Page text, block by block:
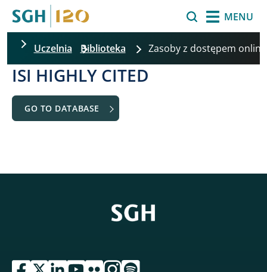
MENU
Uczelnia Biblioteka Zasoby z dostępem
ISI HIGHLY CITED
GO TO DATABASE
przejdź do serwisu facebook sgh
przejdź do serwisu twitter sgh
przejdź do serwisu linkedin sgh
przejdź do serwisu youtube sgh
przejdź do serwisu flickr sgh
przejdź do serwisu instagram sgh
przejdź do serwisu spotify sgh